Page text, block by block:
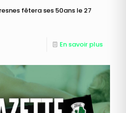
fêtera ses 50ans le 27
En savoir plus